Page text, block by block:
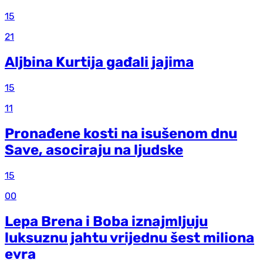
15
21
Aljbina Kurtija gađali jajima
15
11
Pronađene kosti na isušenom dnu
Save, asociraju na ljudske
15
00
Lepa Brena i Boba iznajmljuju
luksuznu jahtu vrijednu šest miliona
evra